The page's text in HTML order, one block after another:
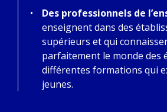
Des professionnels de
enseignent dans des
supérieurs et qui
parfaitement le monde des
différentes formations qui
jeunes.